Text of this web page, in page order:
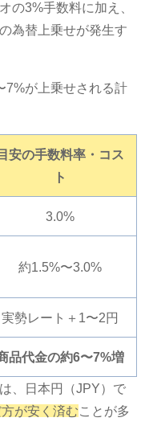
の3%手数料に加え、
為替上乗せが発生す
7%が上乗せされる計
目安の手数料率・コス
ト
3.0%
約1.5%〜3.0%
実勢レート＋1〜2円
品代金の約6〜7%増
、日本円（JPY）で
が安く済むことが多